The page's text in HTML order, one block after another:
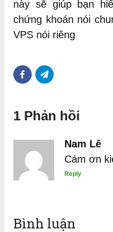
này sẽ giúp bạn
chứng khoán nói
VPS nói riêng
1 Phản hồi
Nam Lê
Cám ơn
Reply
Bình luận